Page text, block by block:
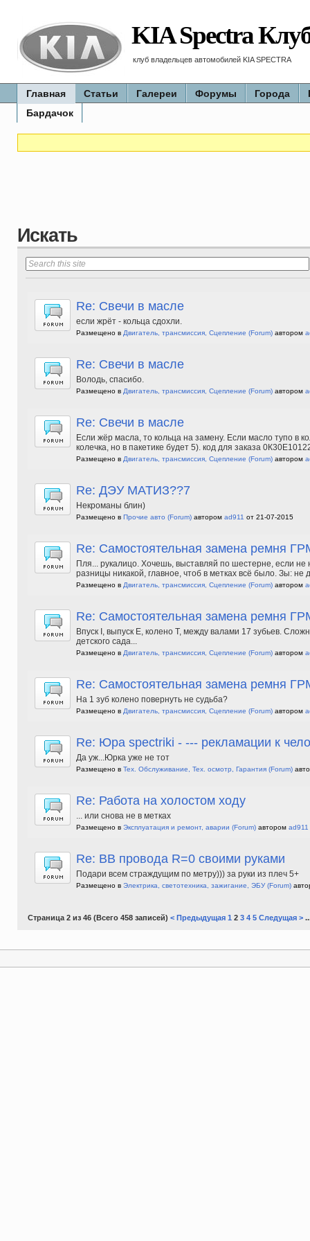
KIA Spectra
клуб владельцев автомобилей KIA SPECTRA
Главная Статьи Галереи Форумы Города
Бардачок
Искать
Re: Свечи в масле
если жрёт - кольца сдохли.
Размещено в Двигатель, трансмиссия, Сцепление (Forum)автором
Re: Свечи в масле
Володь, спасибо.
Размещено в Двигатель, трансмиссия, Сцепление (Forum)автором
Re: Свечи в масле
Если жёр масла, то кольца на замену. Если масло тупо в
колечка, но в пакетике будет 5). код для заказа
Размещено в Двигатель, трансмиссия, Сцепление (Forum)автором
Re: ДЭУ МАТИЗ??7
Некроманы блин)
Размещено в Прочие авто (Forum)автором ad911 от 21-07-2015
Re: Самостоятельная замена ремня
Пля... рукалицо. Хочешь, выставляй по шестерне, если
разницы никакой, главное, чтоб в метках всё было. Зы: не
Размещено в Двигатель, трансмиссия, Сцепление (Forum)автором
Re: Самостоятельная замена ремня
Впуск I, выпуск E, колено T, между валами 17 зубьев.
детского сада...
Размещено в Двигатель, трансмиссия, Сцепление (Forum)автором
Re: Самостоятельная замена ремня
На 1 зуб колено повернуть не судьба?
Размещено в Двигатель, трансмиссия, Сцепление (Forum)автором
Re: Юра spectriki - --- рекламации к
Да уж...Юрка уже не тот
Размещено в Тех. Обслуживание, Тех. осмотр, Гарантия (Forum)
Re: Работа на холостом ходу
... или снова не в метках
Размещено в Эксплуатация и ремонт, аварии (Forum)автором ad911
Re: ВВ провода R=0 своими руками
Подари всем страждущим по метру))) за руки из плеч 5+
Размещено в Электрика, светотехника, зажигание, ЭБУ (Forum)
Страница 2 из 46 (Всего 458 записей) < Предыдущая 1 2 3 4 5 Следущая >